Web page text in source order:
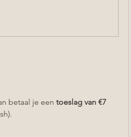
betaal je een toeslag van €7